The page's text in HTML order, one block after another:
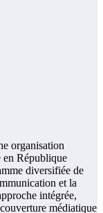
organisation
en République
diversifiée de
et la
intégrée,
médiatique